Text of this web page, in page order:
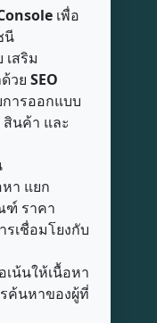
เพื่อ
นี
เสริม
วย SEO
การออกแบบ
นค้า และ
า แยก
ฑ์ ราคา
เชื่อมโยงกับ
น้นให้เนื้อหา
ค้นหาของผู้ที่